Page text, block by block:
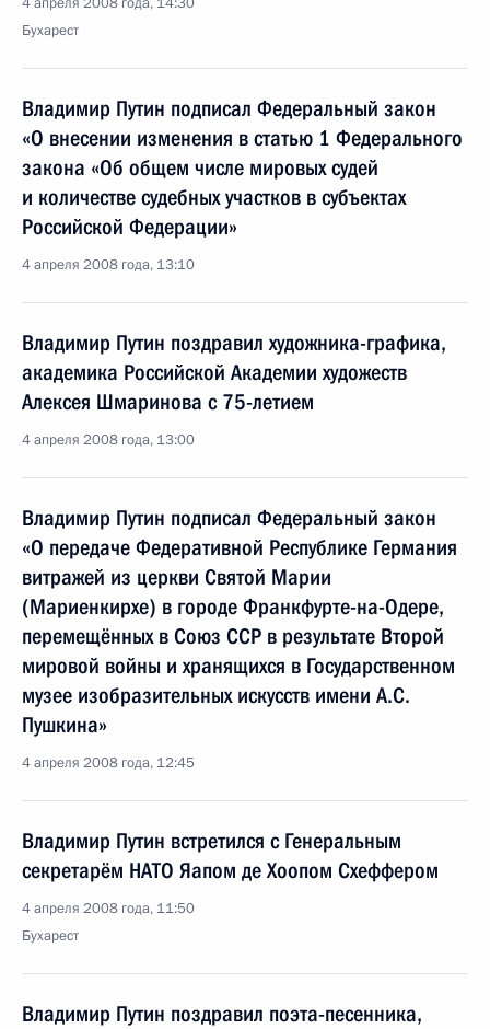
Бухарест
Владимир Путин подписал Федеральный закон
«О внесении изменения в статью 1 Федерального
закона «Об общем числе мировых судей
и количестве судебных участков в субъектах
Российской Федерации»
4 апреля 2008 года, 13:10
Владимир Путин поздравил художника-графика,
академика Российской Академии художеств
Алексея Шмаринова с 75-летием
4 апреля 2008 года, 13:00
Владимир Путин подписал Федеральный закон
«О передаче Федеративной Республике Германия
витражей из церкви Святой Марии
(Мариенкирхе) в городе Франкфурте-на-Одере,
перемещённых в Союз ССР в результате Второй
мировой войны и хранящихся в Государственном
музее изобразительных искусств имени А.С.
Пушкина»
4 апреля 2008 года, 12:45
Владимир Путин встретился с Генеральным
секретарём НАТО Яапом де Хоопом Схеффером
4 апреля 2008 года, 11:50
Бухарест
Владимир Путин поздравил поэта-песенника,